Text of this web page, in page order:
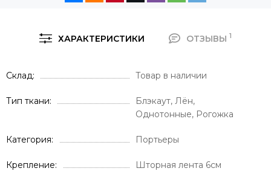
ХАРАКТЕРИСТИКИ ОТЗЫВЫ 1
Склад Товар в наличии
Тип ткани
Блэкаут, Лён,
Однотонные, Рогожка
Категория Портьеры
Крепление Шторная лента 6см